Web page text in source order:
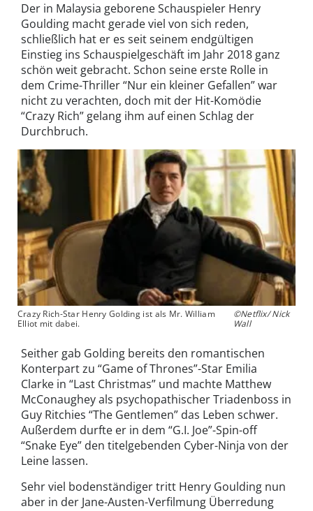
Der in Malaysia geborene Schauspieler Henry
Goulding macht gerade viel von sich reden,
schließlich hat er es seit seinem endgültigen
Einstieg ins Schauspielgeschäft im Jahr 2018 ganz
schön weit gebracht. Schon seine erste Rolle in
dem Crime-Thriller “Nur ein kleiner Gefallen” war
nicht zu verachten, doch mit der Hit-Komödie
“Crazy Rich” gelang ihm auf einen Schlag der
Durchbruch.
Crazy Rich-Star Henry Golding ist als Mr. William
Elliot mit dabei.
©Netflix/ Nick
Wall
Seither gab Golding bereits den romantischen
Konterpart zu “Game of Thrones”-Star Emilia
Clarke in “Last Christmas” und machte Matthew
McConaughey als psychopathischer Triadenboss in
Guy Ritchies “The Gentlemen” das Leben schwer.
Außerdem durfte er in dem “G.I. Joe”-Spin-off
“Snake Eye” den titelgebenden Cyber-Ninja von der
Leine lassen.
Sehr viel bodenständiger tritt Henry Goulding nun
aber in der Jane-Austen-Verfilmung Überredung